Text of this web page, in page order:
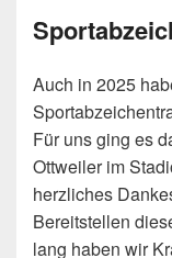
Auch in 2025
Für uns ging es
Ottweiler im
herzliches
Bereitstellen
lang haben wir